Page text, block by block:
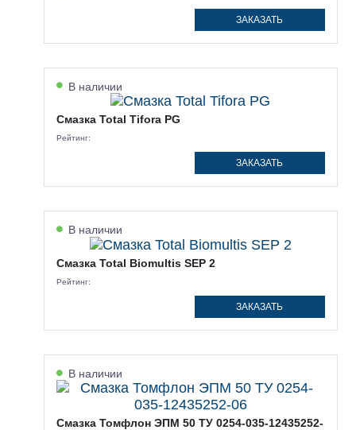
ЗАКАЗАТЬ
В наличии
Смазка Total Tifora PG
Рейтинг:
ЗАКАЗАТЬ
В наличии
Смазка Total Biomultis SEP 2
Рейтинг:
ЗАКАЗАТЬ
В наличии
Смазка Томфлон ЭПМ 50 ТУ 0254-035-12435252-